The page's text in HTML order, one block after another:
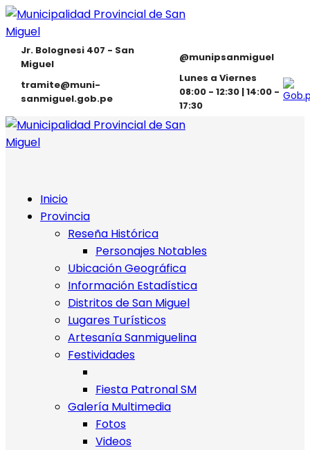
Jr. Bolognesi 407 - San
Miguel
@munipsanmiguel
tramite@muni-
sanmiguel.gob.pe
Lunes a Viernes
08:00 - 12:30 | 14:00 -
17:30
Inicio
Provincia
Reseña Histórica
Personajes Notables
Ubicación Geográfica
Información Estadística
Distritos de San Miguel
Lugares Turísticos
Artesanía Sanmiguelina
Festividades
Fiesta Patronal SM
Galería Multimedia
Fotos
Videos